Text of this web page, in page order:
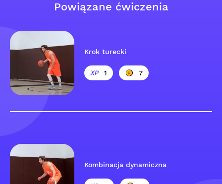
Powiązane ćwiczenia
Krok turecki
1 7
Kombinacja dynamiczna